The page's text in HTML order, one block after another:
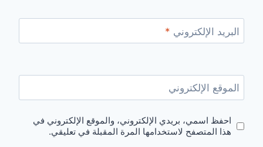
البريد الإلكتروني *
الموقع الإلكتروني
احفظ اسمي، بريدي الإلكتروني، والموقع الإلكتروني في
هذا المتصفح لاستخدامها المرة المقبلة في تعليقي.